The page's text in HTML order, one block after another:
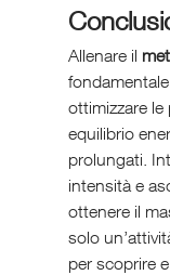
Allenare il
ottimizzare
equilibrio
prolungati.
intensità e
ottenere il
solo
per scoprire